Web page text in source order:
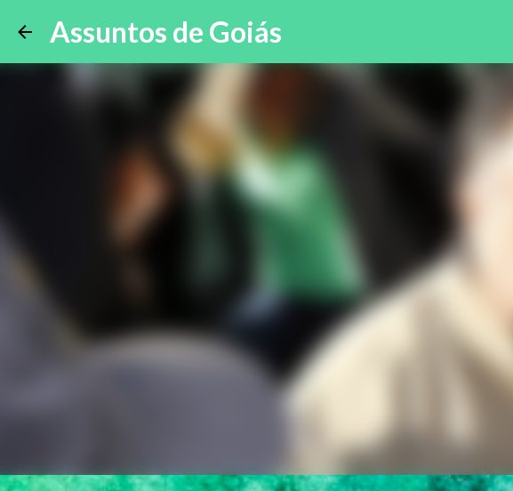
Assuntos de Goiás